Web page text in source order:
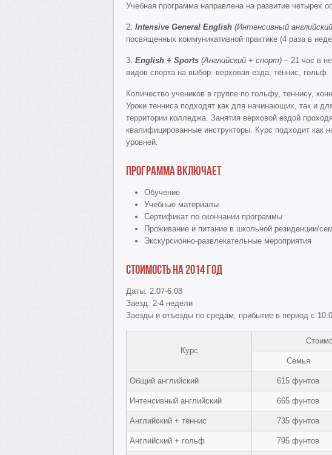
Учебная программа направлена на развитие четырех
2. Intensive General English (Интенсивный
посвященных коммуникативной практике (4 раза в
3. English + Sports (Английский + спорт) – 21 час в
видов спорта на выбор: верховая езда, теннис, гольф.
Количество учеников в группе по гольфу, теннису,
Уроки тенниса подходят как для начинающих, так и
территории колледжа. Занятия верховой ездой
квалифицированные инструкторы. Курс подходит как
уровней.
Программа включает
Обучение
Учебные материалы
Сертификат по окончании программы
Проживание и питание в школьной резиденции/
Экскурсионно-развлекательные мероприятия
Стоимость на 2014 год
Даты: 2.07-6.08
Заезд: 2-4 недели
Заезды и отъезды по средам, прибытие в период с
Курс
Семья
Общий английский 615 фунтов
Интенсивный английский 665 фунтов
Английский + теннис 735 фунтов
Английский + гольф 795 фунтов